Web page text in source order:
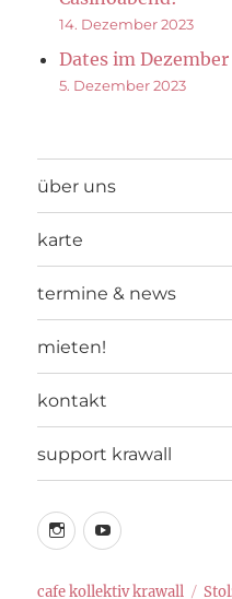
14. Dezember 2023
Dates im Dezember
5. Dezember 2023
über uns
karte
termine & news
mieten!
kontakt
support krawall
instagram
youtube
cafe kollektiv krawall